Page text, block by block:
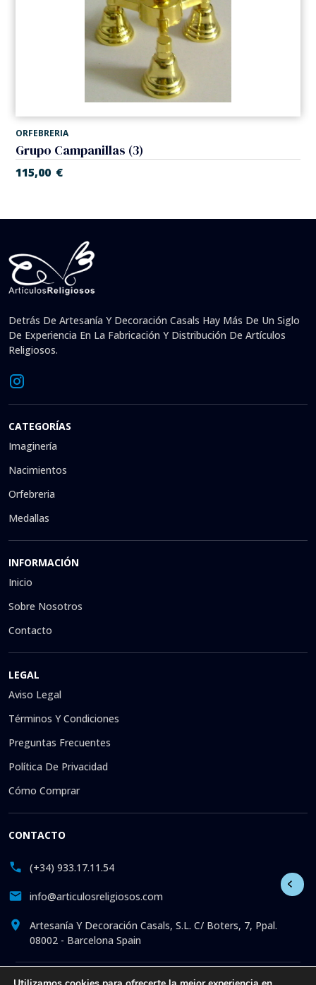
ORFEBRERIA
Grupo Campanillas (3)
115,00 €
Detrás De Artesanía Y Decoración Casals Hay Más De Un Siglo
De Experiencia En La Fabricación Y Distribución De Artículos
Religiosos.
CATEGORÍAS
Imaginería
Nacimientos
Orfebreria
Medallas
INFORMACIÓN
Inicio
Sobre Nosotros
Contacto
LEGAL
Aviso Legal
Términos Y Condiciones
Preguntas Frecuentes
Política De Privacidad
Cómo Comprar
CONTACTO
(+34) 933.17.11.54
info@articulosreligiosos.com
Artesanía Y Decoración Casals, S.L. C/ Boters, 7, Ppal.
08002 - Barcelona Spain